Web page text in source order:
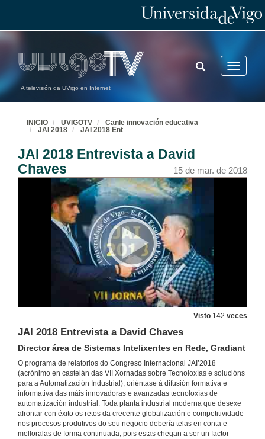
A televisión da UVigo en Internet
Toggle
TOGGLE
SEARCH
INICIO UVIGOTV
Canle innovación educativa
JAI 2018
JAI 2018 Ent
JAI 2018 Entrevista a David
Chaves
15 de mar. de 2018
Visto 142 veces
JAI 2018 Entrevista a David Chaves
Director área de Sistemas Intelixentes en Rede, Gradiant
O programa de relatorios do Congreso Internacional JAI’2018
(acrónimo en castelán das VII Xornadas sobre Tecnoloxías e solucións
para a Automatización Industrial), oriéntase á difusión formativa e
informativa das máis innovadoras e avanzadas tecnoloxías de
automatización industrial. Toda planta industrial moderna que desexe
afrontar con éxito os retos da crecente globalización e competitividade
nos procesos produtivos do seu negocio debería telas en conta e
melloralas de forma continuada, pois estas chegan a ser un factor